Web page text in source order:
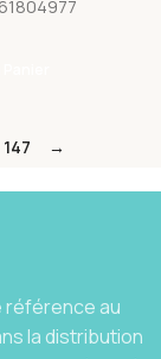
147 →
référence au
la distribution